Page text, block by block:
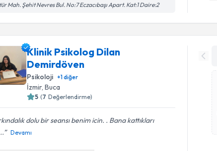
Mah. Şehit Nevres Bul. No:7 Eczacıbaşı Apart. Kat:1 Daire:2
Klinik Psikolog Dilan
Demirdöven
Psikoloji +1diğer
İzmir, Buca
5 (7 Değerlendirme)
dolu bir seansı benim icin. . Bana kattıkları
Devamı